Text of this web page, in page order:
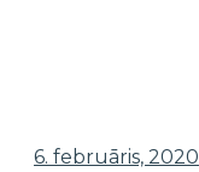
6. februāris, 2020